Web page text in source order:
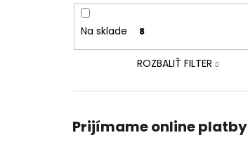
Na sklade 8
ROZBALIŤ FILTER
Prijímame online platby